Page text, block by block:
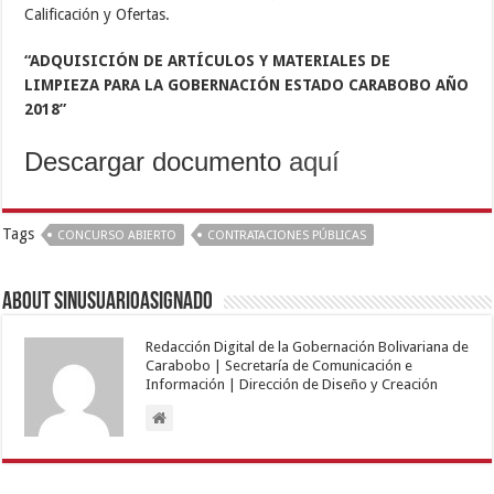
Calificación y Ofertas.
“ADQUISICIÓN DE ARTÍCULOS Y MATERIALES DE
LIMPIEZA PARA LA GOBERNACIÓN ESTADO CARABOBO AÑO
2018”
Descargar documento aquí
Tags CONCURSO ABIERTO CONTRATACIONES PÚBLICAS
About sinusuarioasignado
Redacción Digital de la Gobernación Bolivariana de
Carabobo | Secretaría de Comunicación e
Información | Dirección de Diseño y Creación